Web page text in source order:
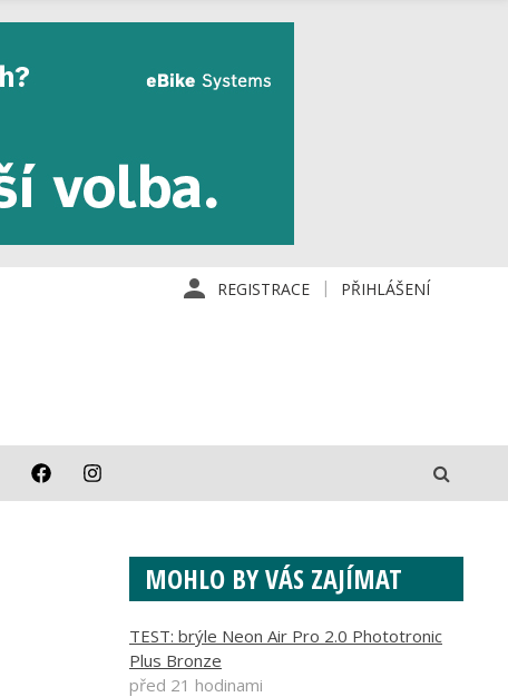
REGISTRACE PŘIHLÁŠENÍ
MOHLO BY VÁS ZAJÍMAT
TEST: brýle Neon Air Pro 2.0 Phototronic
Plus Bronze
před 21 hodinami